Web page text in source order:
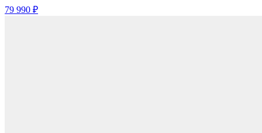
79 990 ₽